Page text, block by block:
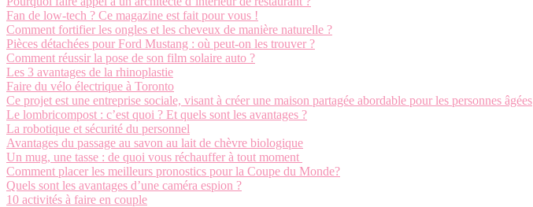
Fan de low-tech ? Ce magazine est fait pour vous !
Comment fortifier les ongles et les cheveux de manière naturelle ?
Pièces détachées pour Ford Mustang : où peut-on les trouver ?
Comment réussir la pose de son film solaire auto ?
Les 3 avantages de la rhinoplastie
Faire du vélo électrique à Toronto
Ce projet est une entreprise sociale, visant à créer une maison partagée abordable pour les personnes âgées
Le lombricompost : c’est quoi ? Et quels sont les avantages ?
La robotique et sécurité du personnel
Avantages du passage au savon au lait de chèvre biologique
Un mug, une tasse : de quoi vous réchauffer à tout moment
Comment placer les meilleurs pronostics pour la Coupe du Monde?
Quels sont les avantages d’une caméra espion ?
10 activités à faire en couple